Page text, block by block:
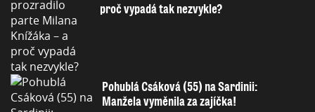
proč vypadá tak nezvykle?
Pohublá Csáková (55) na Sardinii:
Manžela vyměnila za zajíčka!